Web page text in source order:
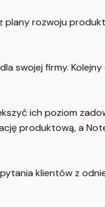
rozwoju
swojej firmy.
ich poziom
produktową, a
klientów z